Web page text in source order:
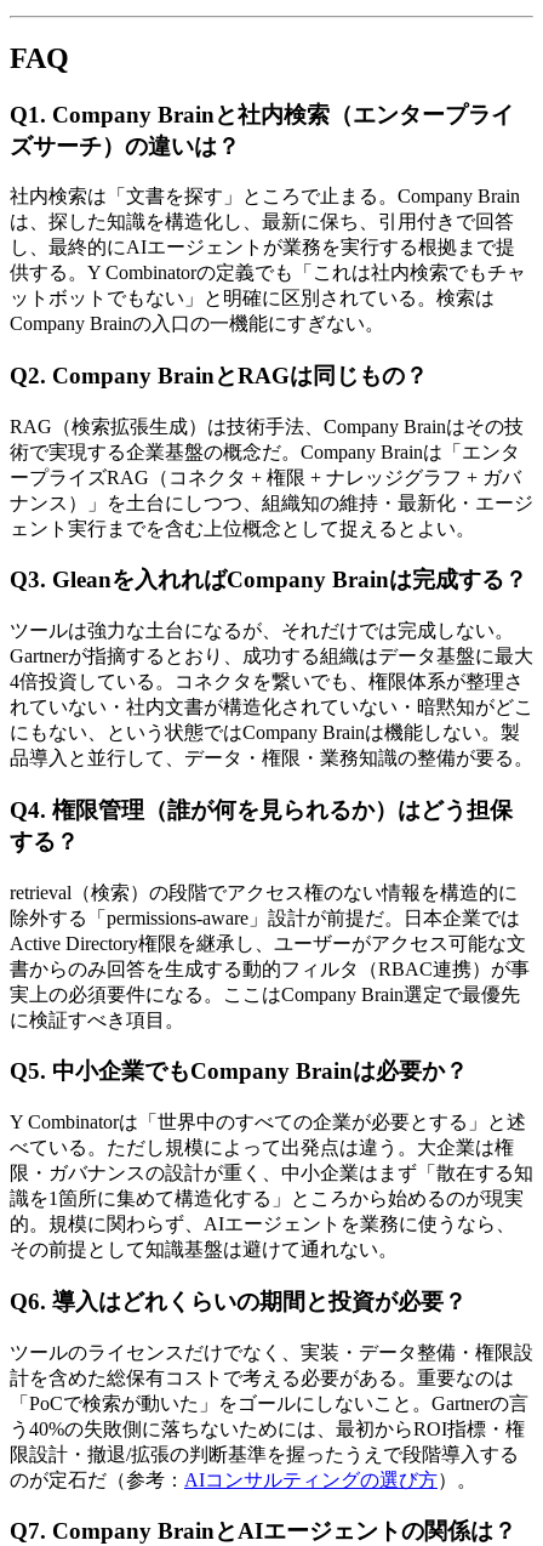
FAQ
Q1. Company Brainと​​社内検索​（エンタープライ
ズサーチ）の​​違いは？
社内検索は​「文書を​探す」​ところで​止まる。​Company Brain
は、​探した​知識を​構造化し、​最新に​保ち、​引用付きで​回答
し、​最終的に​AIエージェントが​業務を​実行する​根拠まで​提
供する。​Y Combinatorの​定義でも​「これは​社内検索でも​チャ
ットボットでもない」と​明確に​区別されている。​検索は​
Company Brainの​入口の​一機能に​すぎない。
Q2. Company Brainと​​RAGは​​同じ​​もの？
RAG​（検索拡張生成）は​技術手法、​Company Brainは​その​技
術で​実現する​企業基盤の​概念だ。​Company Brainは​「エンタ
ープライズRAG​（コネクタ + 権限 + ナレッジグラフ + ガバ
ナンス）」を​土台に​しつつ、​組織知の​維持・​最新化・エージ
ェント実行までを​含む上位概念と​して​捉えると​よい。
Q3. Gleanを​​入れれば​​Company Brainは​​完成する？
ツールは​強力な​土台に​なるが、​それだけでは​完成しない。​
Gartnerが​指摘するとおり、​成功する​組織は​データ基盤に​最大
4倍投資している。​コネクタを​繋いでも、​権限体系が​整理さ
れていない​・社内文書が​構造化されていない​・暗黙知が​どこ
にも​ない、と​いう​状態では​Company Brainは​機能しない。​製
品導入と​並行して、​データ・権限・業務知識の​整備が​要る。
Q4. 権限管理​（誰が​​何を​​見られるか）は​​どう​​担保
する？
retrieval​（検索）の​段階で​アクセス権の​ない​情報を​構造的に​
除外する​「permissions-aware」​設計が​前提だ。​日本企業では​
Active Directory権限を​継承し、​ユーザーが​アクセス可能な​文
書から​のみ​回答を​生成する​動的フィルタ​（RBAC連携）が​事
実上の​必須要件に​なる。​ここは​Company Brain選定で​最優先
に​検証すべき項目。
Q5. 中​小企業でも​​Company Brainは​​必要か？
Y Combinatorは​「世界中の​すべての​企業が​必要と​する」と​述
べている。​ただし規模に​よって​出発点は​違う。​大企業は​権
限・ガバナンスの​設計が​重く、​中小企業は​まず​「散在する​知
識を​1箇所に​集めて​構造化する」​ところから​始めるのが​現実
的。​規模に​関わらず、​AIエージェントを​業務に​使うなら、​
その前提と​して​知識基盤は​避けて​通れない。
Q6. 導入は​​どれくらいの​​期間と​​投資が​​必要？
ツールの​ライセンスだけでなく、​実装・​データ整備・権限設
計を​含めた​総保有コストで​考える​必要が​ある。​重要なのは​
「PoCで​検索が​動いた」を​ゴールに​しない​こと。​Gartnerの​言
う​40%の​失敗側に​落ちないためには、​最初から​ROI指標・権
限設計・撤退/拡張の​判断基準を​握ったうえで​段階導入する
のが​定石だ​（​参考： AIコンサルティングの​選び方）。
Q7. Company Brainと​​AIエージェントの​​関係は？